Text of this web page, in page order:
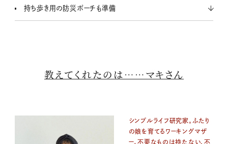
持ち歩き用の防災ポーチも準備
教えてくれたのは……マキさん
シンプルライフ研究家。ふたり
の娘を育てるワーキングマザ
ー。不要なものは持たない、不